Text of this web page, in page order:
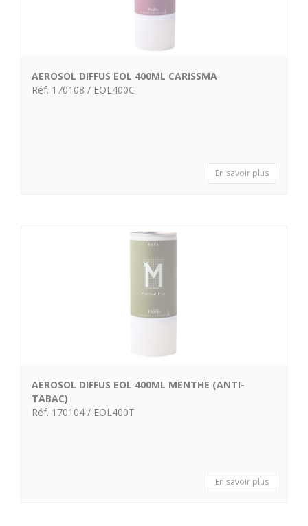
AEROSOL DIFFUS EOL 400ML CARISSMA
Réf. 170108 / EOL400C
En savoir plus
AEROSOL DIFFUS EOL 400ML MENTHE (ANTI-
TABAC)
Réf. 170104 / EOL400T
En savoir plus